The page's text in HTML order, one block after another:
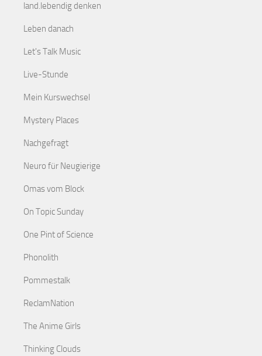
land.lebendig denken
Leben danach
Let's Talk Music
Live-Stunde
Mein Kurswechsel
Mystery Places
Nachgefragt
Neuro für Neugierige
Omas vom Block
On Topic Sunday
One Pint of Science
Phonolith
Pommestalk
ReclamNation
The Anime Girls
Thinking Clouds